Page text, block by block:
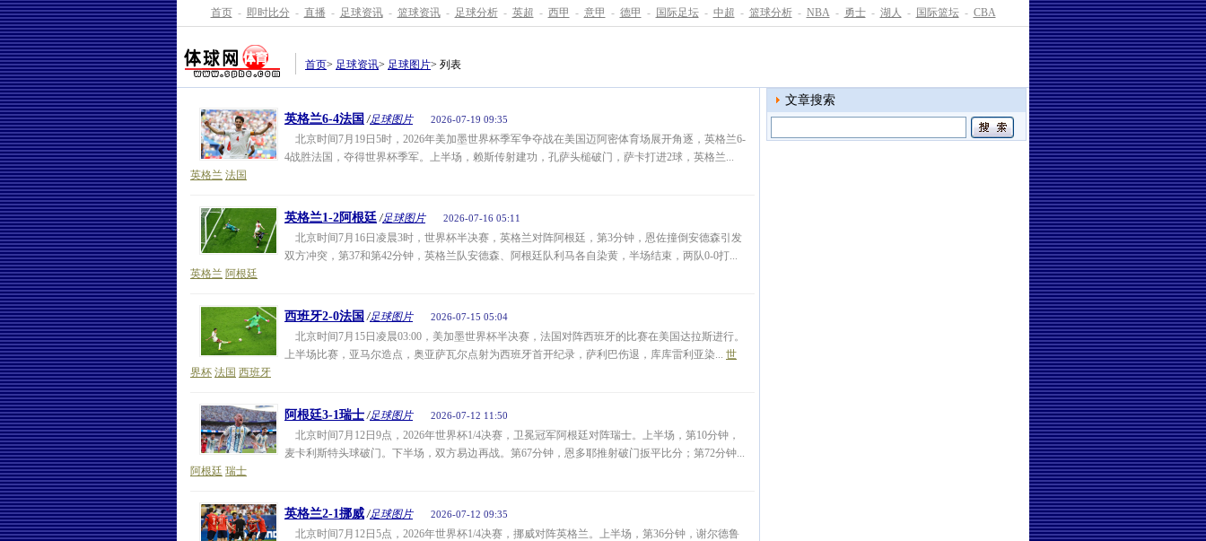
首页 - 即时比分 - 直播 - 足球资讯 - 篮球资讯 - 足球分析 - 英超 - 西甲 - 意甲 - 德甲 - 国际足坛 - 中超 - 篮球分析 - NBA - 勇士 - 湖人 - 国际篮坛 - CBA
首页> 足球资讯> 足球图片> 列表
英格兰6-4法国 /足球图片 2026-07-19 09:35
北京时间7月19日5时，2026年美加墨世界杯季军争夺战在美国迈阿密体育场展开角逐，英格兰6-
4战胜法国，夺得世界杯季军。上半场，赖斯传射建功，孔萨头槌破门，萨卡打进2球，英格兰...
英格兰 法国
英格兰1-2阿根廷 /足球图片 2026-07-16 05:11
北京时间7月16日凌晨3时，世界杯半决赛，英格兰对阵阿根廷，第3分钟，恩佐撞倒安德森引发
双方冲突，第37和第42分钟，英格兰队安德森、阿根廷队利马各自染黄，半场结束，两队0-0打...
英格兰 阿根廷
西班牙2-0法国 /足球图片 2026-07-15 05:04
北京时间7月15日凌晨03:00，美加墨世界杯半决赛，法国对阵西班牙的比赛在美国达拉斯进行。
上半场比赛，亚马尔造点，奥亚萨瓦尔点射为西班牙首开纪录，萨利巴伤退，库库雷利亚染... 世
界杯 法国 西班牙
阿根廷3-1瑞士 /足球图片 2026-07-12 11:50
北京时间7月12日9点，2026年世界杯1/4决赛，卫冕冠军阿根廷对阵瑞士。上半场，第10分钟，
麦卡利斯特头球破门。下半场，双方易边再战。第67分钟，恩多耶推射破门扳平比分；第72分钟...
阿根廷 瑞士
英格兰2-1挪威 /足球图片 2026-07-12 09:35
北京时间7月12日5点，2026年世界杯1/4决赛，挪威对阵英格兰。上半场，第36分钟，谢尔德鲁
文章搜索